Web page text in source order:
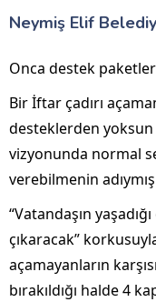
Neymiş Elif
Onca destek
Bir İftar çadırı
desteklerden yoksun
vizyonunda normal
verebilmenin
“Vatandaşın
çıkaracak”
açamayanların
bırakıldığı halde 4